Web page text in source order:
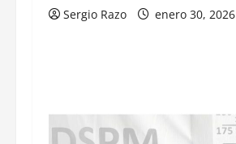
Sergio Razo enero 30, 2026